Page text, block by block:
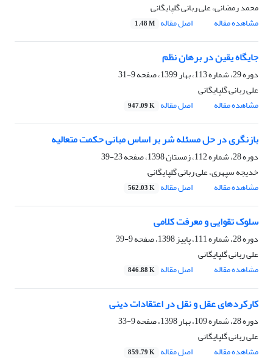
محمد رمضانی، علی ربانی گلپایگانی
مشاهده مقاله
اصل مقاله 1.48 M
جایگاه یقین در برهان نظم
دوره 29، شماره 113، بهار 1399، صفحه
9-31
علی ربانی گلپایگانی
مشاهده مقاله
اصل مقاله 947.09 K
بازنگری در حل مسئله شر بر اساس مبانی حکمت متعالیه
دوره 28، شماره 112، زمستان 1398، صفحه
23-39
خدیجه سپهری، علی ربانی گلپایگانی
مشاهده مقاله
اصل مقاله 562.03 K
سلوک تقوایی و معرفت کلامی
دوره 28، شماره 111، پاییز 1398، صفحه
9-39
علی ربانی گلپایگانی
مشاهده مقاله
اصل مقاله 846.88 K
کارکردهای عقل و نقل در اعتقادات دینی
دوره 28، شماره 109، بهار 1398، صفحه
9-33
علی ربانی گلپایگانی
مشاهده مقاله
اصل مقاله 859.79 K